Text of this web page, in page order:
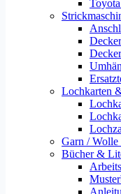
Lochkarten
Garn / Wolle
Bücher &